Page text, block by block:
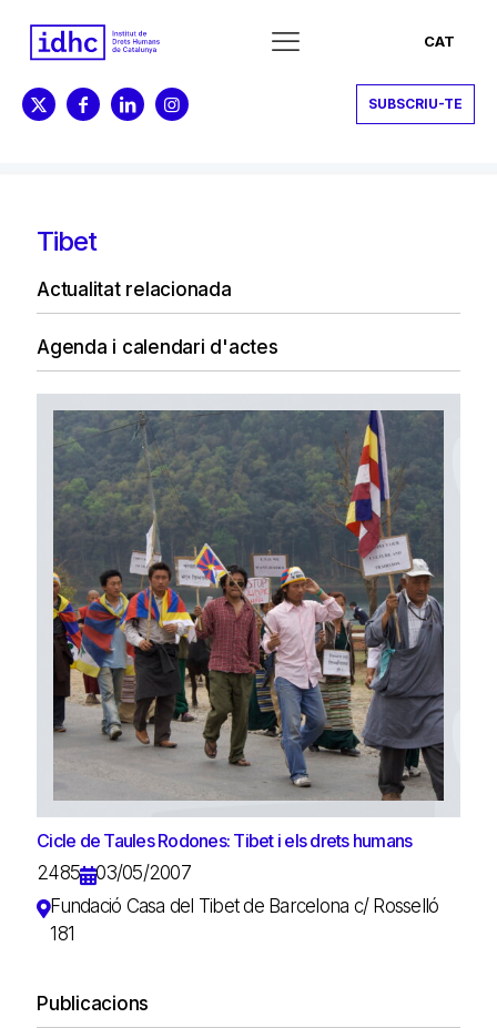
CAT
SUBSCRIU-TE
Tibet
Actualitat relacionada
Agenda i calendari d'actes
Cicle de Taules Rodones: Tibet i els drets humans
2485
03/05/2007
Fundació Casa del Tibet de Barcelona c/ Rosselló
181
Publicacions